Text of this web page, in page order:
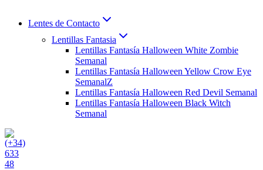
Lentes de Contacto
Lentillas Fantasia
Lentillas Fantasía Halloween White Zombie
Semanal
Lentillas Fantasía Halloween Yellow Crow Eye
SemanalZ
Lentillas Fantasía Halloween Red Devil Semanal
Lentillas Fantasía Halloween Black Witch
Semanal